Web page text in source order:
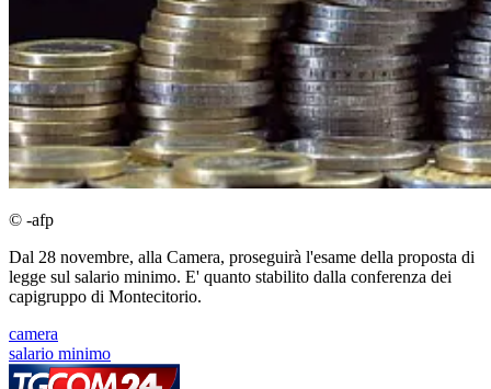
© -afp
Dal 28 novembre, alla Camera, proseguirà l'esame della proposta di
legge sul salario minimo. E' quanto stabilito dalla conferenza dei
capigruppo di Montecitorio.
camera
salario minimo